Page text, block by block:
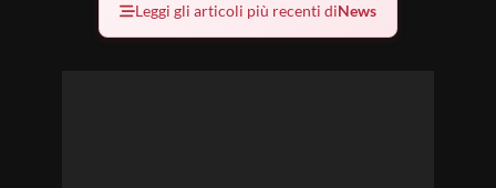
Leggi gli articoli più recenti diNews